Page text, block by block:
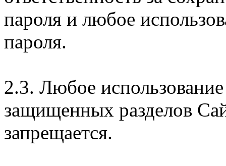
пароля и любое
пароля.
2.3. Любое
защищенных разделов
запрещается.